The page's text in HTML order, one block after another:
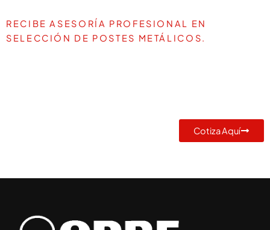
RECIBE ASESORÍA PROFESIONAL EN
SELECCIÓN DE POSTES METÁLICOS.
Cotiza Aquí